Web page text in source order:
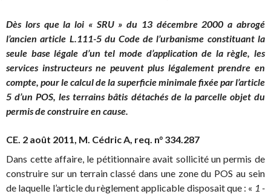
Dès lors que la loi « SRU » du 13 décembre 2000 a abrogé
l’ancien article L.111-5 du Code de l’urbanisme constituant la
seule base légale d’un tel mode d’application de la règle, les
services instructeurs ne peuvent plus légalement prendre en
compte, pour le calcul de la superficie minimale fixée par l’article
5 d’un POS, les terrains bâtis détachés de la parcelle objet du
permis de construire en cause.
CE. 2 août 2011, M. Cédric A, req. n° 334.287
Dans cette affaire, le pétitionnaire avait sollicité un permis de
construire sur un terrain classé dans une zone du POS au sein
de laquelle l’article du règlement applicable disposait que : « 1 -